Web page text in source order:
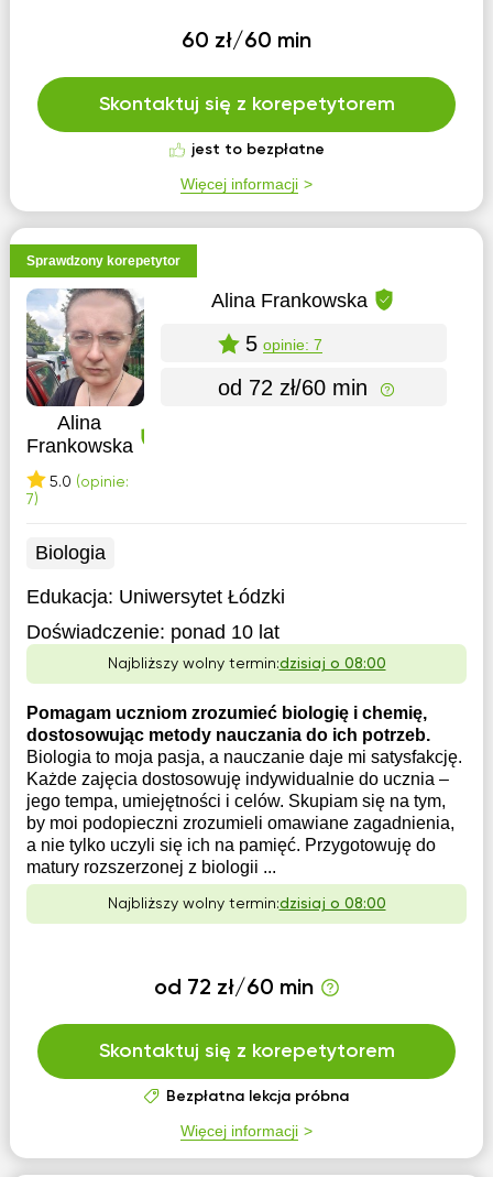
60 zł/60 min
Skontaktuj się z korepetytorem
jest to bezpłatne
Więcej informacji
Sprawdzony korepetytor
Alina
Frankowska
5.0 (opinie:
7)
Alina Frankowska
5 opinie: 7
od 72 zł/60 min
Biologia
Edukacja: Uniwersytet Łódzki
Doświadczenie: ponad 10 lat
Najbliższy wolny termin:dzisiaj o 08:00
Pomagam uczniom zrozumieć biologię i chemię,
dostosowując metody nauczania do ich potrzeb.
Biologia to moja pasja, a nauczanie daje mi satysfakcję.
Każde zajęcia dostosowuję indywidualnie do ucznia –
jego tempa, umiejętności i celów. Skupiam się na tym,
by moi podopieczni zrozumieli omawiane zagadnienia,
a nie tylko uczyli się ich na pamięć. Przygotowuję do
matury rozszerzonej z biologii ...
Najbliższy wolny termin:dzisiaj o 08:00
od 72 zł/60 min
Skontaktuj się z korepetytorem
Bezpłatna lekcja próbna
Więcej informacji